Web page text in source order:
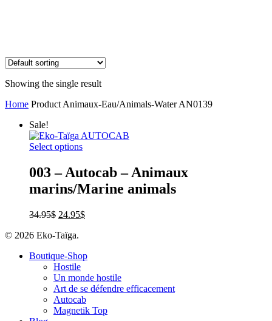
Showing the single result
Home Product Animaux-Eau/Animals-WaterAN0139
Sale!
Select options
003 – Autocab – Animaux
marins/Marine animals
34.95$ 24.95$
© 2026 Eko-Taïga.
Boutique-Shop
Hostile
Un monde hostile
Art de se défendre efficacement
Autocab
Magnetik Top